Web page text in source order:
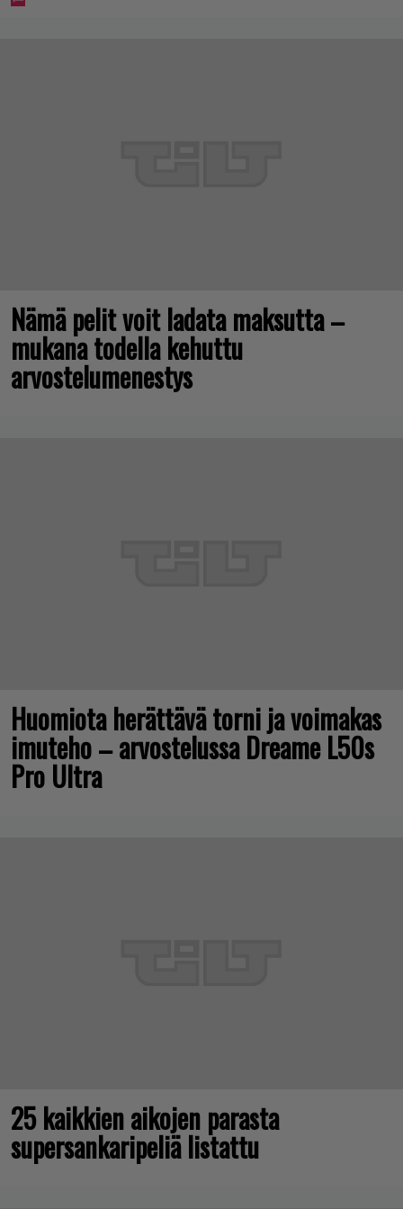
Nämä pelit voit ladata maksutta –
mukana todella kehuttu
arvostelumenestys
Huomiota herättävä torni ja voimakas
imuteho – arvostelussa Dreame L50s
Pro Ultra
25 kaikkien aikojen parasta
supersankaripeliä listattu